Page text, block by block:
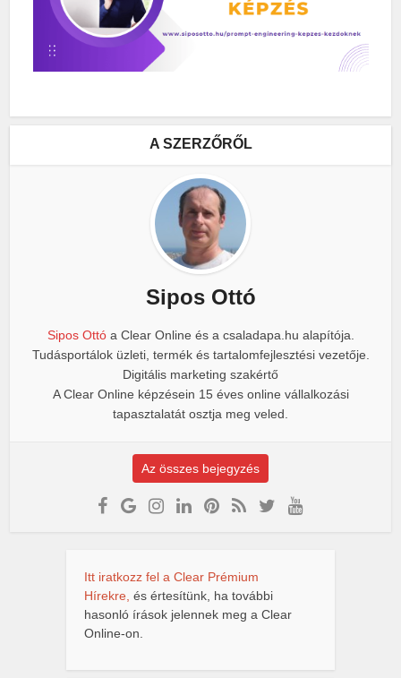
A SZERZŐRŐL
Sipos Ottó
Sipos Ottóa Clear Online és a csaladapa.hu alapítója.
Tudásportálok üzleti, termék és tartalomfejlesztési vezetője.
Digitális marketing szakértő
A Clear Online képzésein 15 éves online vállalkozási
tapasztalatát osztja meg veled.
Az összes bejegyzés
Itt iratkozz fel a Clear Prémium
Hírekre, és értesítünk, ha további
hasonló írások jelennek meg a Clear
Online-on.